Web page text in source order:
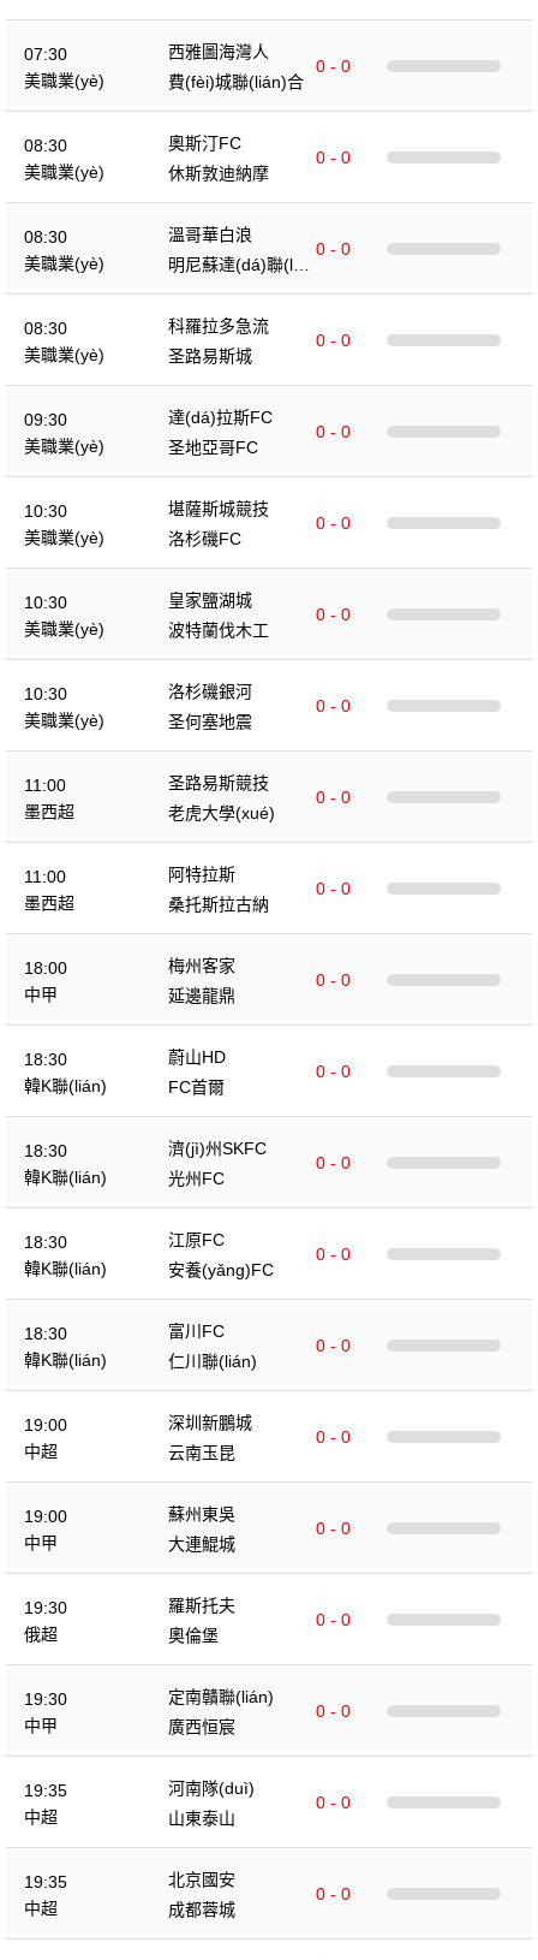
07:30
美職業(yè)
西雅圖海灣人
0 - 0
費(fèi)城聯(lián)合
08:30
美職業(yè)
奧斯汀FC
0 - 0
休斯敦迪納摩
08:30
美職業(yè)
溫哥華白浪
0 - 0
明尼蘇達(dá)聯(liá
n)
08:30
美職業(yè)
科羅拉多急流
0 - 0
圣路易斯城
09:30
美職業(yè)
達(dá)拉斯FC
0 - 0
圣地亞哥FC
10:30
美職業(yè)
堪薩斯城競技
0 - 0
洛杉磯FC
10:30
美職業(yè)
皇家鹽湖城
0 - 0
波特蘭伐木工
10:30
美職業(yè)
洛杉磯銀河
0 - 0
圣何塞地震
11:00
墨西超
圣路易斯競技
0 - 0
老虎大學(xué)
11:00
墨西超
阿特拉斯
0 - 0
桑托斯拉古納
18:00
中甲
梅州客家
0 - 0
延邊龍鼎
18:30
韓K聯(lián)
蔚山HD
0 - 0
FC首爾
18:30
韓K聯(lián)
濟(jì)州SKFC
0 - 0
光州FC
18:30
韓K聯(lián)
江原FC
0 - 0
安養(yǎng)FC
18:30
韓K聯(lián)
富川FC
0 - 0
仁川聯(lián)
19:00
中超
深圳新鵬城
0 - 0
云南玉昆
19:00
中甲
蘇州東吳
0 - 0
大連鯤城
19:30
俄超
羅斯托夫
0 - 0
奧倫堡
19:30
中甲
定南贛聯(lián)
0 - 0
廣西恒宸
19:35
中超
河南隊(duì)
0 - 0
山東泰山
19:35
中超
北京國安
0 - 0
成都蓉城